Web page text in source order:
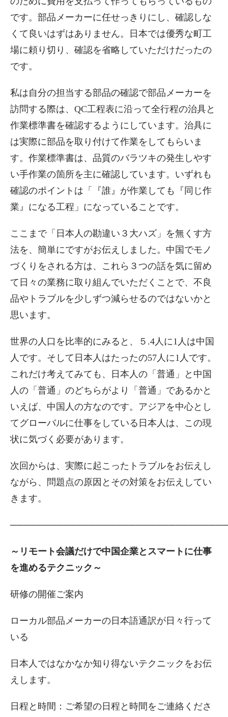
です。部品メーカーに任せっきりにし、確認しな
くて良いはずはありません。日本では優秀な町工
場に頼り切り、確認を省略していただけだったの
です。
私は自分の担当する部品の確認で部品メーカーを
訪問する際は、QC工程表に沿って全行程の治具と
作業標準書を確認するようにしています。治具に
は実際に部品を取り付けて作業をしてもらいま
す。作業標準書は、品質のバラツキの発生しやす
い手作業の箇所を主に確認しています。いずれも
確認のポイントは「『誰』が作業しても『同じ作
業』になる工程」になっていることです。
ここまで「日本人の勘違い３大ハズ」を無くす方
法を、簡単にですがお伝えしました。中国でモノ
づくりをされる方は、これら３つの話を気に留め
て日々の業務に取り組んでいただくことで、不良
品やトラブルを少しずつ減らせるのではないかと
思います。
世界の人口を比率的にみると、５.4人に1人は中国
人です。そして日本人はたったの57人に1人です。
これだけ考えてみても、日本人の「普通」と中国
人の「普通」のどちらがより「普通」であるかと
いえば、中国人の方なのです。アジアを中心とし
てグローバルに仕事をしている日本人は、この現
状に気づく必要があります。
次回からは、実際に起こったトラブルをお伝えし
ながら、問題点の原因とその対策をお伝えしてい
きます。
～リモート会議だけで中国企業とスマートに仕事
を進めるテクニック～
研修の開催ご案内
ローカル部品メーカーの日本語通訳が日々行って
いる
日本人ではなかなか知り得ないテクニックをお伝
えします。
日程と時間：ご希望の日程と時間をご連絡くださ